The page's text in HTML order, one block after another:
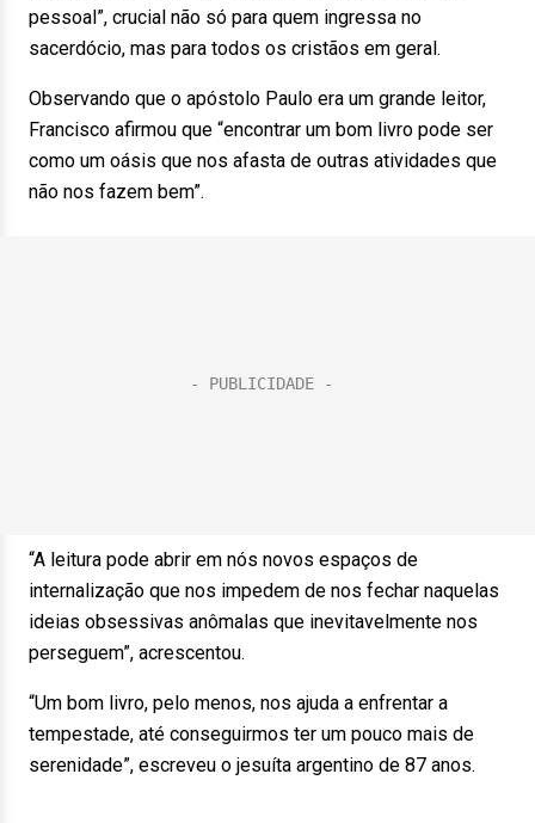
pessoal”, crucial não só para quem ingressa no
sacerdócio, mas para todos os cristãos em geral.
Observando que o apóstolo Paulo era um grande leitor,
Francisco afirmou que “encontrar um bom livro pode ser
como um oásis que nos afasta de outras atividades que
não nos fazem bem”.
“A leitura pode abrir em nós novos espaços de
internalização que nos impedem de nos fechar naquelas
ideias obsessivas anômalas que inevitavelmente nos
perseguem”, acrescentou.
“Um bom livro, pelo menos, nos ajuda a enfrentar a
tempestade, até conseguirmos ter um pouco mais de
serenidade”, escreveu o jesuíta argentino de 87 anos.